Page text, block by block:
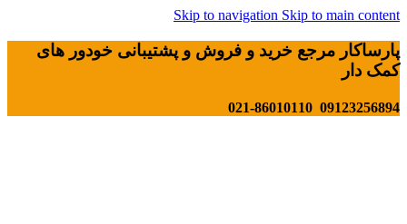
Skip to navigation Skip to main content
پارساکار مرجع خرید و فروش و پشتیبانی خودور های
کمک دار
09123256894 021-86010110